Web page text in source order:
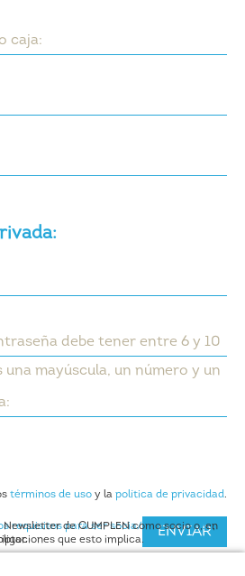
caja:
debe tener entre 6 y 10
mayúscula, un número y un
términos de uso y la política de privacidad.
requisitos para ser socia/o de Cumplen,
que esto implica.
de CUMPLEN como socio o, en
ENVIAR